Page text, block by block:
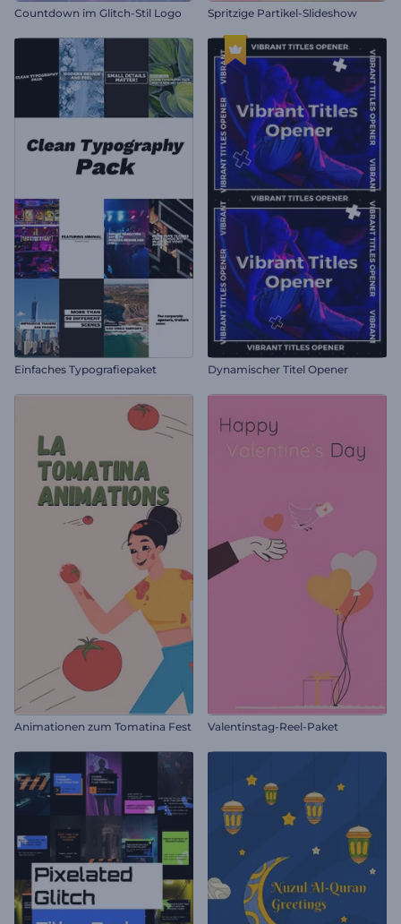
Countdown im Glitch-Stil Logo Spritzige Partikel-Slideshow
Einfaches Typografiepaket Dynamischer Titel Opener
Animationen zum Tomatina Fest Valentinstag-Reel-Paket